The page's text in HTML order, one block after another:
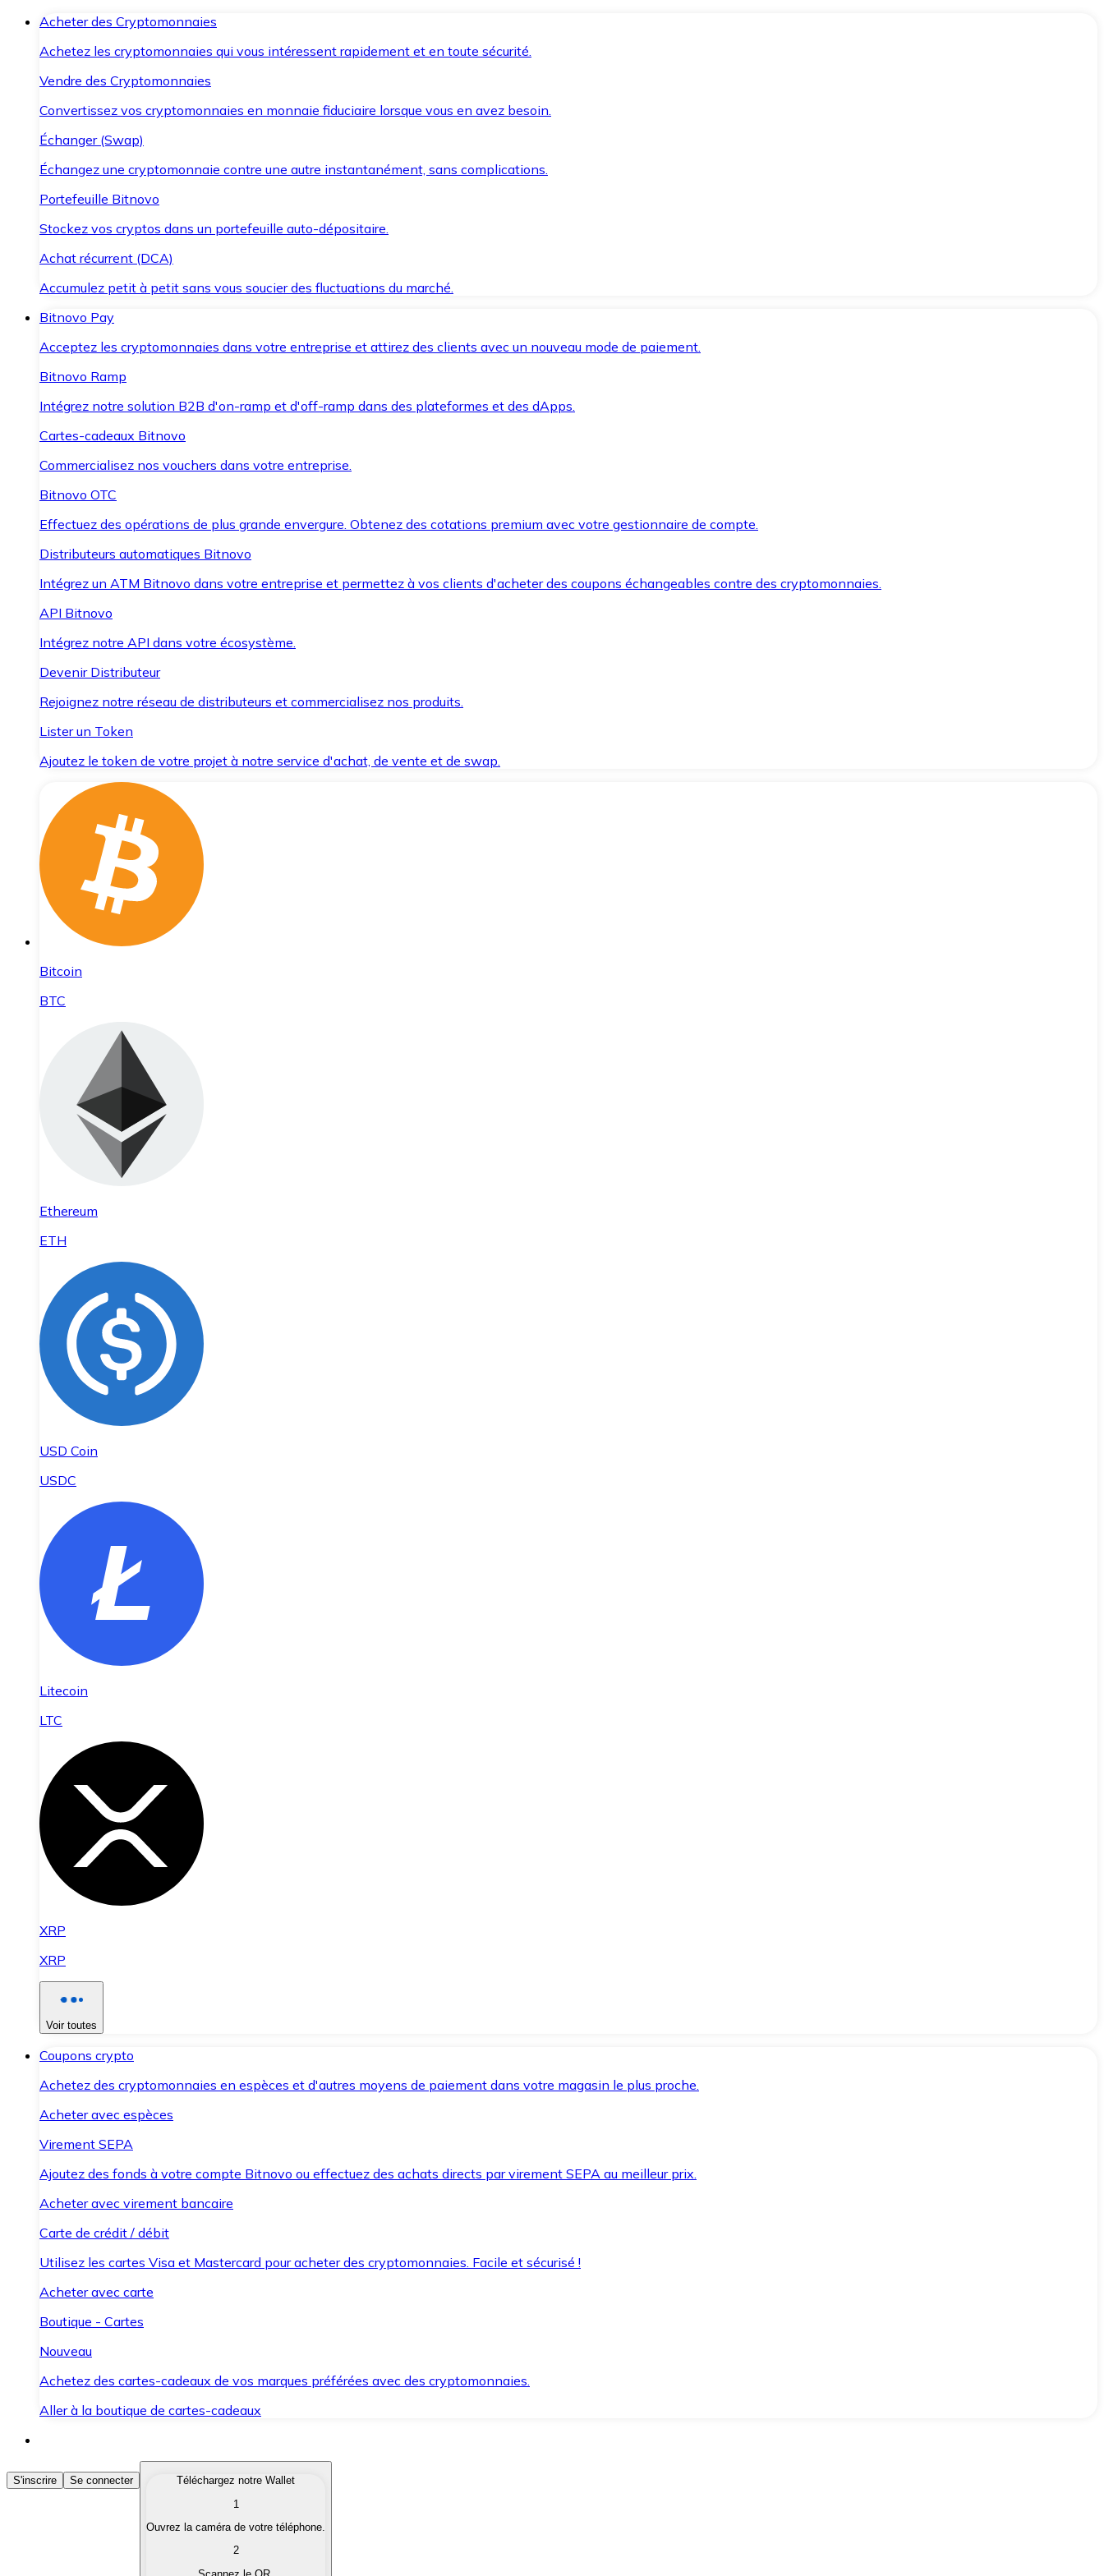
Acheter des Cryptomonnaies
Achetez les cryptomonnaies qui vous intéressent rapidement et en toute sécurité.
Vendre des Cryptomonnaies
Convertissez vos cryptomonnaies en monnaie fiduciaire lorsque vous en avez besoin.
Échanger (Swap)
Échangez une cryptomonnaie contre une autre instantanément, sans complications.
Portefeuille Bitnovo
Stockez vos cryptos dans un portefeuille auto-dépositaire.
Achat récurrent (DCA)
Accumulez petit à petit sans vous soucier des fluctuations du marché.
Bitnovo Pay
Acceptez les cryptomonnaies dans votre entreprise et attirez des clients avec un nouveau mode de paiement.
Bitnovo Ramp
Intégrez notre solution B2B d'on-ramp et d'off-ramp dans des plateformes et des dApps.
Cartes-cadeaux Bitnovo
Commercialisez nos vouchers dans votre entreprise.
Bitnovo OTC
Effectuez des opérations de plus grande envergure. Obtenez des cotations premium avec votre gestionnaire de compte.
Distributeurs automatiques Bitnovo
Intégrez un ATM Bitnovo dans votre entreprise et permettez à vos clients d'acheter des coupons échangeables contre des cryptomonnaies.
API Bitnovo
Intégrez notre API dans votre écosystème.
Devenir Distributeur
Rejoignez notre réseau de distributeurs et commercialisez nos produits.
Lister un Token
Ajoutez le token de votre projet à notre service d'achat, de vente et de swap.
Bitcoin
BTC
Ethereum
ETH
USD Coin
USDC
Litecoin
LTC
XRP
XRP
Voir toutes
Coupons crypto
Achetez des cryptomonnaies en espèces et d'autres moyens de paiement dans votre magasin le plus proche.
Acheter avec espèces
Virement SEPA
Ajoutez des fonds à votre compte Bitnovo ou effectuez des achats directs par virement SEPA au meilleur prix.
Acheter avec virement bancaire
Carte de crédit / débit
Utilisez les cartes Visa et Mastercard pour acheter des cryptomonnaies. Facile et sécurisé !
Acheter avec carte
Boutique - Cartes
Nouveau
Achetez des cartes-cadeaux de vos marques préférées avec des cryptomonnaies.
Aller à la boutique de cartes-cadeaux
Acheter des Cryptomonnaies
Achetez les cryptomonnaies qui vous intéressent rapidement et en toute sécurité.
Convertissez vos cryptomonnaies en monnaie fiduciaire lorsque vous en avez besoin.
S'inscrire Se connecter
Téléchargez notre Wallet
1
Ouvrez la caméra de votre téléphone.
2